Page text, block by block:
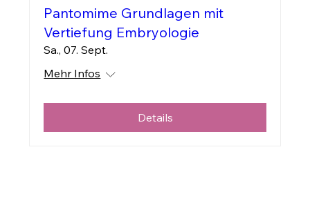
Pantomime Grundlagen mit
Vertiefung Embryologie
Sa., 07. Sept.
Mehr Infos
Details